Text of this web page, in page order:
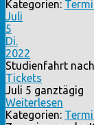
Kategorien:
Juli
5
Di.
2022
Studienfahrt
Tickets
Juli 5 ganztägig
Weiterlesen
Kategorien: